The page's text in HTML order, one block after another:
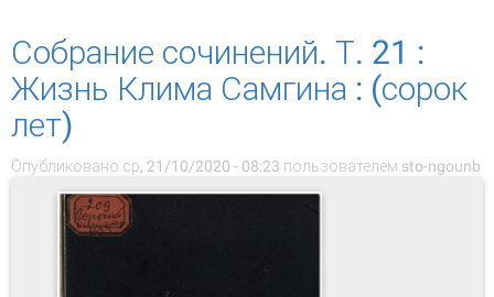
Собрание сочинений. Т. 21 :
Жизнь Клима Самгина : (сорок
лет)
Опубликовано ср, 21/10/2020 - 08:23 пользователем sto-ngounb